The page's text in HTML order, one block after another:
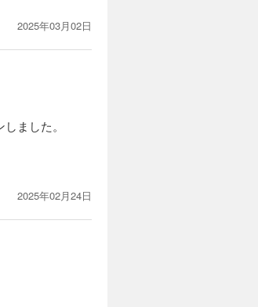
2025年03月02日
ました。
2025年02月24日